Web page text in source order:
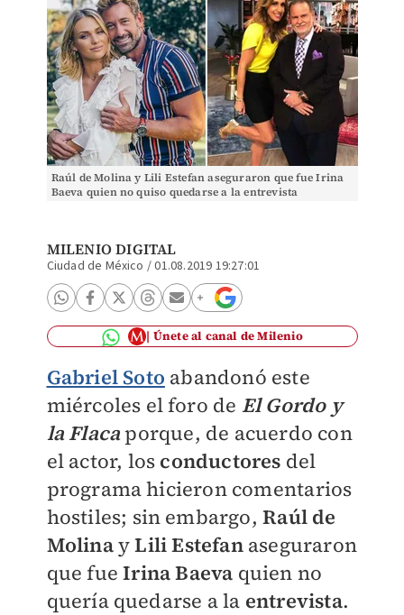
Raúl de Molina y Lili Estefan aseguraron que fue Irina
Baeva quien no quiso quedarse a la entrevista
MILENIO DIGITAL
Ciudad de México /01.08.2019 19:27:01
Únete al canal de Milenio
Gabriel Soto abandonó este
miércoles el foro de El Gordo y
la Flacaporque, de acuerdo con
el actor, los conductores del
programa hicieron comentarios
hostiles; sin embargo,Raúl de
MolinayLili Estefanaseguraron
que fueIrina Baeva quien no
quería quedarse a la entrevista.